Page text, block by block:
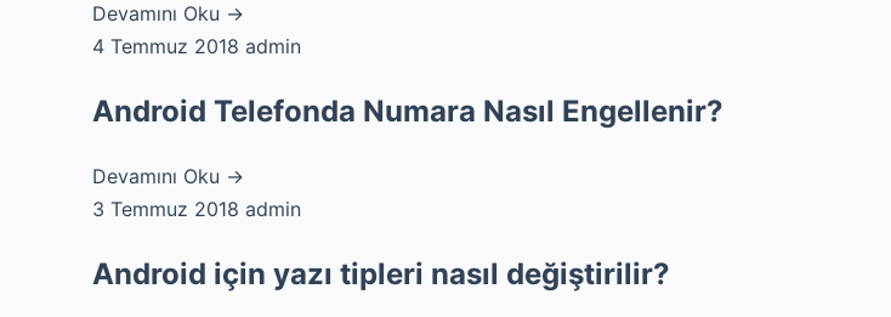
Devamını Oku →
4 Temmuz 2018 admin
Android Telefonda Numara Nasıl Engellenir?
Devamını Oku →
3 Temmuz 2018 admin
Android için yazı tipleri nasıl değiştirilir?